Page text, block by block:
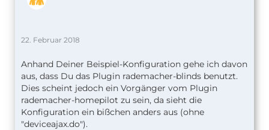
22. Februar 2018
Anhand Deiner Beispiel-Konfiguration gehe ich davon
aus, dass Du das Plugin rademacher-blinds benutzt.
Dies scheint jedoch ein Vorgänger vom Plugin
rademacher-homepilot zu sein, da sieht die
Konfiguration ein bißchen anders aus (ohne
"deviceajax.do").